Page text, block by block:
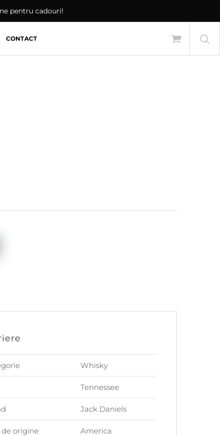
pentru cadouri!
CONTACT
Whisky
Tennessee
Jack Daniels
de origine America